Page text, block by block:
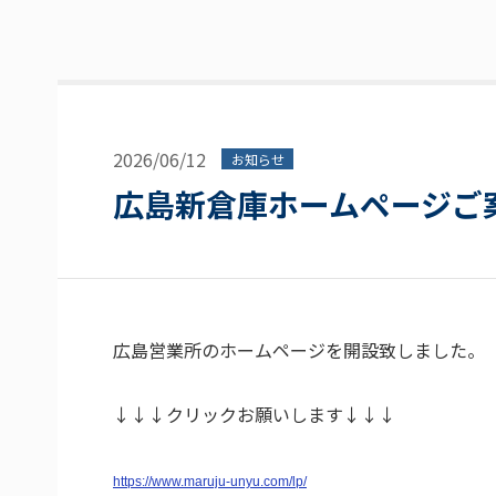
2026/06/12 お知らせ
広島新倉庫ホームページご
広島営業所のホームページを開設致しました。
↓↓↓クリックお願いします↓↓↓
https://www.maruju-unyu.com/lp/